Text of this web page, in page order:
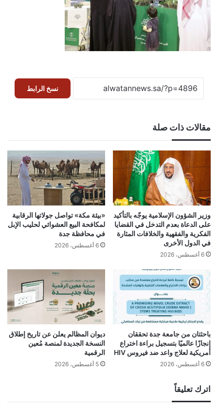
نسخ الرابط
مقالات ذات صلة
وزير الشؤون الإسلامية يوجّه بالتأكيد
على الدعاة بعدم التدخل في القضايا
الفكرية والفقهية والخلافات المثارة
في الدول الأخرى
6 أغسطس، 2026
«بيئة مكة» تواصل جولاتها الرقابية
لمكافحة البيع العشوائي لحليب الإبل
في محافظة جدة
6 أغسطس، 2026
باحثتان من جامعة جدة تحققان
إنجازًا عالميًا بتسجيل براءة اختراع
أمريكية لعلاج واعد ضد فيروس HIV
6 أغسطس، 2026
ديوان المظالم يعلن عن تاريخ إطلاق
النسخة الجديدة لمنصة مُعين
الرقمية
5 أغسطس، 2026
اترك تعليقاً